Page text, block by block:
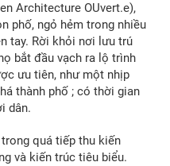
Architecture OUvert.e),
phố, ngỏ hẻm trong nhiều
tay. Rời khỏi nơi lưu trú
bắt đầu vạch ra lộ trình
ưu tiên, như một nhịp
thành phố ; có thời gian
dân.
quá tiếp thu kiến
và kiến trúc tiêu biểu.